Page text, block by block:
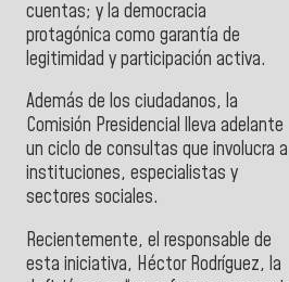
cuentas; y la democracia
protagónica como garantía de
legitimidad y participación activa.
Además de los ciudadanos, la
Comisión Presidencial lleva adelante
un ciclo de consultas que involucra a
instituciones, especialistas y
sectores sociales.
Recientemente, el responsable de
esta iniciativa, Héctor Rodríguez, la